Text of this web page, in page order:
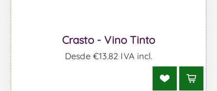
Crasto - Vino Tinto
Desde €13,82 IVA incl.